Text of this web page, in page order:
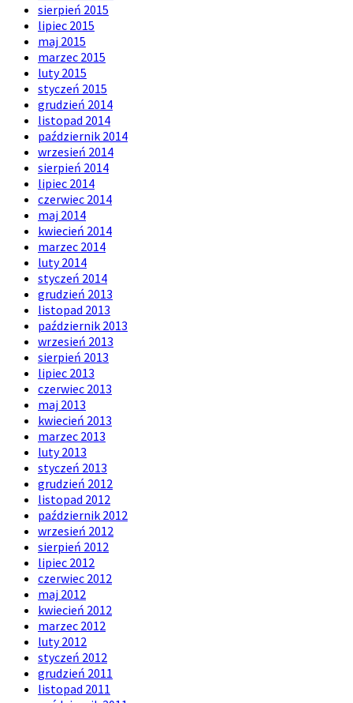
sierpień 2015
lipiec 2015
maj 2015
marzec 2015
luty 2015
styczeń 2015
grudzień 2014
listopad 2014
październik 2014
wrzesień 2014
sierpień 2014
lipiec 2014
czerwiec 2014
maj 2014
kwiecień 2014
marzec 2014
luty 2014
styczeń 2014
grudzień 2013
listopad 2013
październik 2013
wrzesień 2013
sierpień 2013
lipiec 2013
czerwiec 2013
maj 2013
kwiecień 2013
marzec 2013
luty 2013
styczeń 2013
grudzień 2012
listopad 2012
październik 2012
wrzesień 2012
sierpień 2012
lipiec 2012
czerwiec 2012
maj 2012
kwiecień 2012
marzec 2012
luty 2012
styczeń 2012
grudzień 2011
listopad 2011